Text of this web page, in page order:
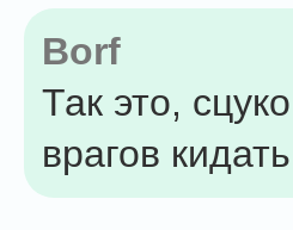
Borf
Так это,
врагов